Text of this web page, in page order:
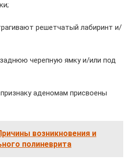
решетчатый лабиринт и/
черепную ямку и/или под
аденомам присвоены
возникновения и
полиневрита